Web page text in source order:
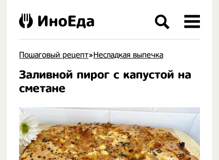
Пошаговый рецепт»Несладкая выпечка
Заливной пирог с капустой на
сметане
ИноЕда